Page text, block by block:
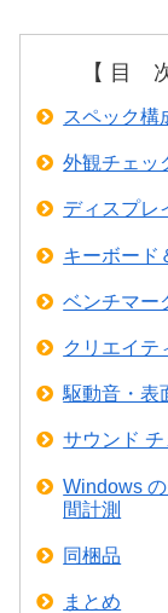
【 目
スペック構
外観チェッ
ディスプレ
キーボード
ベンチマー
クリエイテ
駆動音・表
サウンド チ
Windows
間計測
同梱品
まとめ